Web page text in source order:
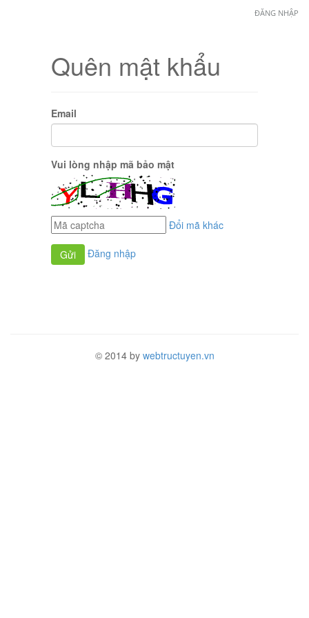
ĐĂNG NHẬP
Quên mật khẩu
Email
Vui lòng nhập mã bảo mật
Đổi mã khác
Đăng nhập
© 2014 by webtructuyen.vn